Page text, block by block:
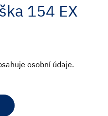
154 EX
osobní údaje.